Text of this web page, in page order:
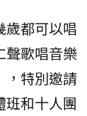
歲都可以唱
聲歌唱音樂
，特別邀請
班和十人團